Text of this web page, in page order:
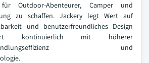
für Outdoor-Abenteurer, Camper und
zu schaffen. Jackery legt Wert auf
und benutzerfreundliches Design
kontinuierlich mit höherer
und